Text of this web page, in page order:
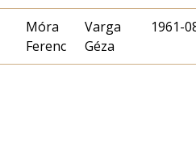
Móra
Ferenc
Varga
Géza
1961-